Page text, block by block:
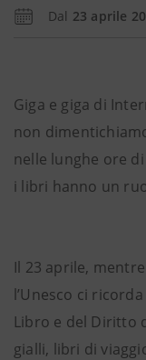
Dal 23 aprile
Giga e giga di
non
nelle lunghe ore
i libri hanno un
Il 23 aprile,
l’Unesco ci
Libro e del Diritto
gialli, libri di